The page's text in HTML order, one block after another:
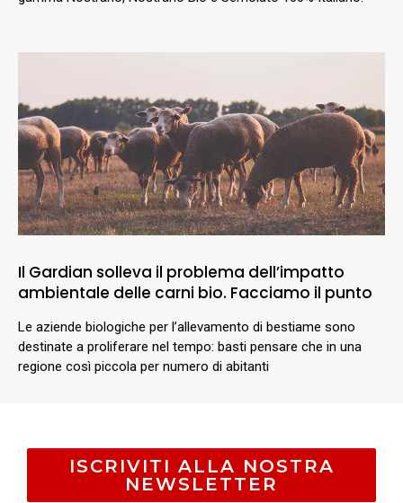
Il Gardian solleva il problema dell’impatto
ambientale delle carni bio. Facciamo il punto
Le aziende biologiche per l’allevamento di bestiame sono
destinate a proliferare nel tempo: basti pensare che in una
regione così piccola per numero di abitanti
ISCRIVITI ALLA NOSTRA
NEWSLETTER